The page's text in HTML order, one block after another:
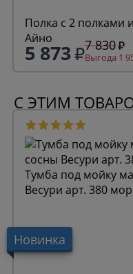
Полка с 2 полками
Айно
5 873 7 830
Выгода 1
С ЭТИМ
Новинка
Тумба под мойку
Весури арт. 380